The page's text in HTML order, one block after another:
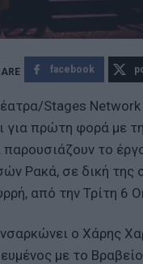
facebook
Stages Network
για πρώτη φορά με
παρουσιάζουν το
Ρακά, σε δική της
από την Τρίτη 6
ο Χάρης
με το